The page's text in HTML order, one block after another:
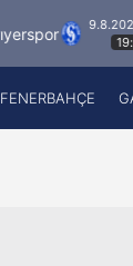
9.8.2026 - Paz
19:00
FENERBAHÇE